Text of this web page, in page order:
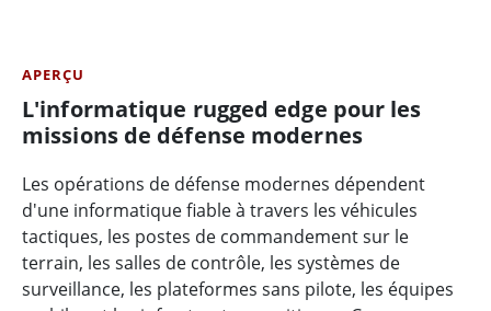
APERÇU
L'informatique rugged edge pour les
missions de défense modernes
Les opérations de défense modernes dépendent
d'une informatique fiable à travers les véhicules
tactiques, les postes de commandement sur le
terrain, les salles de contrôle, les systèmes de
surveillance, les plateformes sans pilote, les équipes